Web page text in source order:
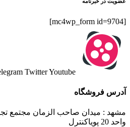
[mc4wp_form id=9704]
TwitterYoutube
آدرس فروشگاه
مشهد : میدان صاحب الزمان مجتمع
واحد 20 پویاکنترل